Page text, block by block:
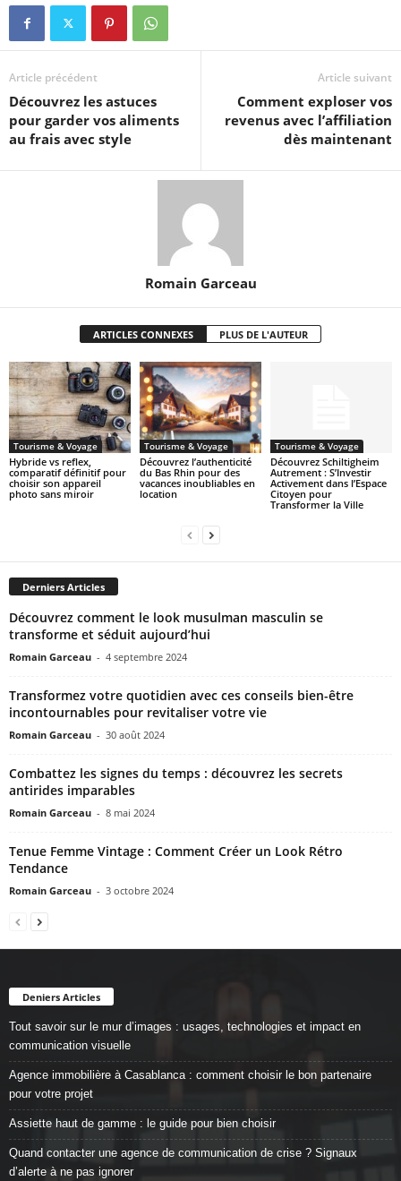
Article précédent
Découvrez les astuces
pour garder vos aliments
au frais avec style
Article suivant
Comment exploser vos
revenus avec l’affiliation
dès maintenant
Romain Garceau
ARTICLES CONNEXES PLUS DE L'AUTEUR
Tourisme & Voyage
Hybride vs reflex,
comparatif définitif pour
choisir son appareil
photo sans miroir
Tourisme & Voyage
Découvrez l’authenticité
du Bas Rhin pour des
vacances inoubliables en
location
Tourisme & Voyage
Découvrez Schiltigheim
Autrement : S’Investir
Activement dans l’Espace
Citoyen pour
Transformer la Ville
Derniers Articles
Découvrez comment le look musulman masculin se
transforme et séduit aujourd’hui
Romain Garceau - 4 septembre 2024
Transformez votre quotidien avec ces conseils bien-être
incontournables pour revitaliser votre vie
Romain Garceau - 30 août 2024
Combattez les signes du temps : découvrez les secrets
antirides imparables
Romain Garceau - 8 mai 2024
Tenue Femme Vintage : Comment Créer un Look Rétro
Tendance
Romain Garceau - 3 octobre 2024
Deniers Articles
Tout savoir sur le mur d’images : usages, technologies et impact en
communication visuelle
Agence immobilière à Casablanca : comment choisir le bon partenaire
pour votre projet
Assiette haut de gamme : le guide pour bien choisir
Quand contacter une agence de communication de crise ? Signaux
d’alerte à ne pas ignorer